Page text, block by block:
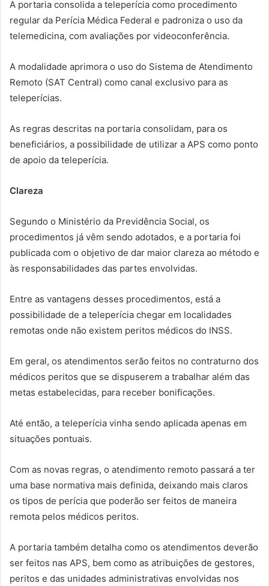
A portaria consolida a teleperícia como procedimento
regular da Perícia Médica Federal e padroniza o uso da
telemedicina, com avaliações por videoconferência.
A modalidade aprimora o uso do Sistema de Atendimento
Remoto (SAT Central) como canal exclusivo para as
teleperícias.
As regras descritas na portaria consolidam, para os
beneficiários, a possibilidade de utilizar a APS como ponto
de apoio da teleperícia.
Clareza
Segundo o Ministério da Previdência Social, os
procedimentos já vêm sendo adotados, e a portaria foi
publicada com o objetivo de dar maior clareza ao método e
às responsabilidades das partes envolvidas.
Entre as vantagens desses procedimentos, está a
possibilidade de a teleperícia chegar em localidades
remotas onde não existem peritos médicos do INSS.
Em geral, os atendimentos serão feitos no contraturno dos
médicos peritos que se dispuserem a trabalhar além das
metas estabelecidas, para receber bonificações.
Até então, a teleperícia vinha sendo aplicada apenas em
situações pontuais.
Com as novas regras, o atendimento remoto passará a ter
uma base normativa mais definida, deixando mais claros
os tipos de perícia que poderão ser feitos de maneira
remota pelos médicos peritos.
A portaria também detalha como os atendimentos deverão
ser feitos nas APS, bem como as atribuições de gestores,
peritos e das unidades administrativas envolvidas nos